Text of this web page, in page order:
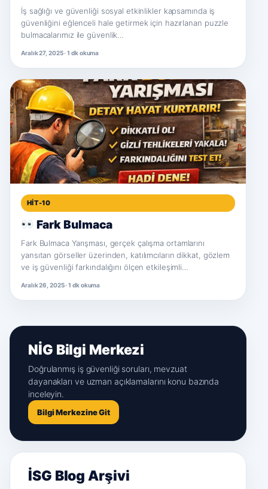
İş sağlığı ve güvenliği sosyal etkinlikler kapsamında iş
güvenliğini eğlenceli hale getirmek için hazırlanan puzzle
bulmacalarımız ile güvenlik…
Aralık 27, 2025 · 1 dk okuma
HIT-10
Fark Bulmaca
Fark Bulmaca Yarışması, gerçek çalışma ortamlarını
yansıtan görseller üzerinden, katılımcıların dikkat, gözlem
ve iş güvenliği farkındalığını ölçen etkileşimli…
Aralık 26, 2025 · 1 dk okuma
NİG Bilgi Merkezi
Doğrulanmış iş güvenliği soruları, mevzuat
dayanakları ve uzman açıklamalarını konu bazında
inceleyin.
Bilgi Merkezine Git
İSG Blog Arşivi